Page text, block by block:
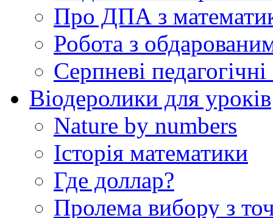
Про ДПА з
Робота з
Серпневі
Віодеролики для уроків
Nature by numbers
Історія математики
Где доллар?
Пролема вибору з